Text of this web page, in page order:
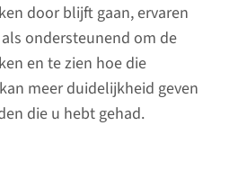
door blijft gaan, ervaren
ondersteunend om de
en te zien hoe die
meer duidelijkheid geven
die u hebt gehad.